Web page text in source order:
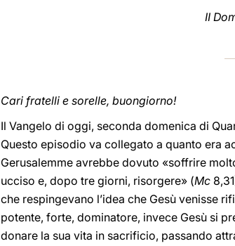
II
Cari fratelli e sorelle, buongiorno!
Il Vangelo di oggi, seconda domenica di
Questo episodio va collegato a quanto era
Gerusalemme avrebbe dovuto «soffrire
ucciso e, dopo tre giorni, risorgere» (Mc
che respingevano l’idea che Gesù venisse
potente, forte, dominatore, invece Gesù si
donare la sua vita in sacrificio, passando